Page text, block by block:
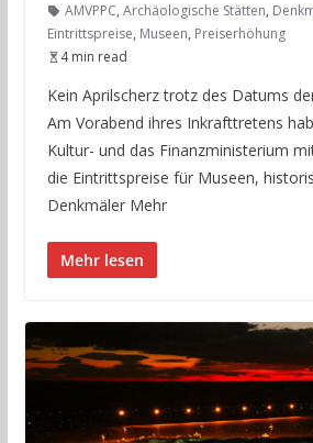
AMVPPC, Archäologische Stätten,
Eintrittspreise, Museen, Preiserhöhung
4 min read
Kein Aprilscherz trotz des Datums
Am Vorabend ihres Inkrafttretens
Kultur- und das Finanzministerium
die Eintrittspreise für Museen,
Denkmäler Mehr
Mehr lesen